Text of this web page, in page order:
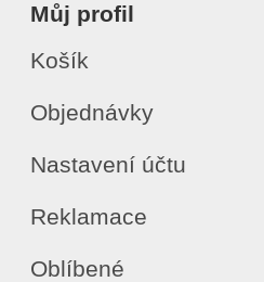
Můj profil
Košík
Objednávky
Nastavení účtu
Reklamace
Oblíbené